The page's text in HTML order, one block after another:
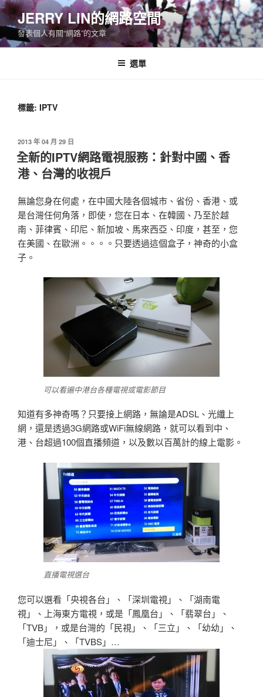
跳
至
主
要
JERRY LIN的網路空間
發表個人有關“網路”的文章
選單
標籤: IPTV
發
佈
於
2013 年 04 月 29 日
全新的IPTV網路電視服務：針對中國、香
港、台灣的收視戶
無論您身在何處，在中國大陸各個城市、省份、香港、或
是台灣任何角落，即使，您在日本、在韓國、乃至於越
南、菲律賓、印尼、新加坡、馬來西亞、印度，甚至，您
在美國、在歐洲。。。。只要透過這個盒子，神奇的小盒
子。
可以看遍中港台各種電視或電影節目
知道有多神奇嗎？只要接上網路，無論是ADSL、光纖上
網，還是透過3G網路或WiFi無線網路，就可以看到中、
港、台超過100個直播頻道，以及數以百萬計的線上電影。
直播電視選台
您可以選看「央視各台」、「深圳電視」、「湖南電
視」、上海東方電視，或是「鳳凰台」、「翡翠台」、
「TVB」，或是台灣的「民視」、「三立」、「幼幼」、
「迪士尼」、「TVBS」…